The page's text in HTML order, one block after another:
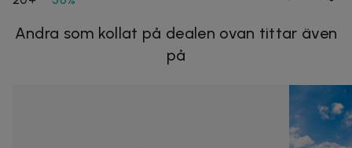
Andra som kollat på dealen ovan tittar även
på